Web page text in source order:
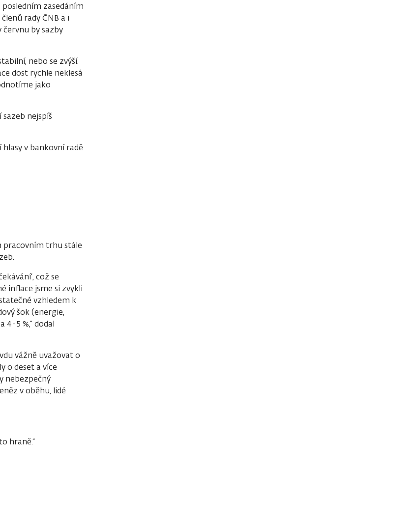
zasedáním
rady ČNB a i
červnu by sazby
nebo se zvýší.
dost rychle neklesá
jako
nejspíš
hlasy v bankovní radě
pracovním trhu stále
což se
inflace jsme si zvykli
vzhledem k
šok (energie,
4-5 %,“ dodal
vážně uvažovat o
o deset a více
nebezpečný
v oběhu, lidé
hraně.“